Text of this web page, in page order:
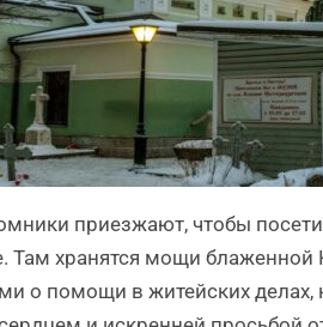
приезжают, чтобы
хранятся мощи блаженной
о помощи в житейских